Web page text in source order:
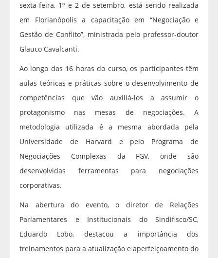
sexta-feira, 1º e 2 de setembro, está sendo realizada
em Florianópolis a capacitação em “Negociação e
Gestão de Conflito”, ministrada pelo professor-doutor
Glauco Cavalcanti.
Ao longo das 16 horas do curso, os participantes têm
aulas teóricas e práticas sobre o desenvolvimento de
competências que vão auxiliá-los a assumir o
protagonismo nas mesas de negociações. A
metodologia utilizada é a mesma abordada pela
Universidade de Harvard e pelo Programa de
Negociações Complexas da FGV, onde são
desenvolvidas ferramentas para negociações
corporativas.
Na abertura do evento, o diretor de Relações
Parlamentares e Institucionais do Sindifisco/SC,
Eduardo Lobo, destacou a importância dos
treinamentos para a atualização e aperfeiçoamento do